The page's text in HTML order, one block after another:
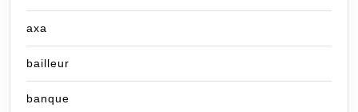
axa
bailleur
banque